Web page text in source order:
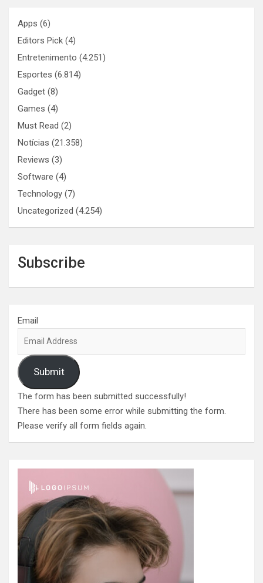
Apps (6)
Editors Pick (4)
Entretenimento (4.251)
Esportes (6.814)
Gadget (8)
Games (4)
Must Read (2)
Notícias (21.358)
Reviews (3)
Software (4)
Technology (7)
Uncategorized (4.254)
Subscribe
Email
Submit
The form has been submitted successfully!
There has been some error while submitting the form.
Please verify all form fields again.